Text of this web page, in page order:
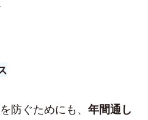
防ぐためにも、年間通し